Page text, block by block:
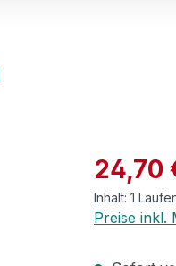
24,70
Inhalt: 1
Preise inkl.